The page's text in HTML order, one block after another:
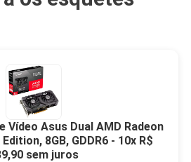
Vídeo Asus Dual AMD Radeon
Edition, 8GB, GDDR6 - 10x R$
sem juros